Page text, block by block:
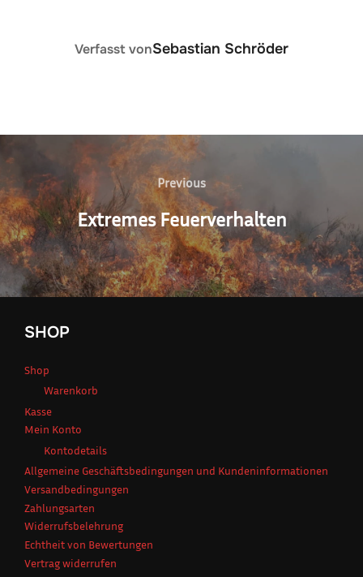
BEITRAGSAUTOR
Verfasst vonSebastian Schröder
Beitragsnavigation
Previous
Previous
Extremes Feuerverhalten
SHOP
Shop
Warenkorb
Kasse
Mein Konto
Kontodetails
Allgemeine Geschäftsbedingungen und Kundeninformationen
Versandbedingungen
Zahlungsarten
Widerrufsbelehrung
Echtheit von Bewertungen
Vertrag widerrufen